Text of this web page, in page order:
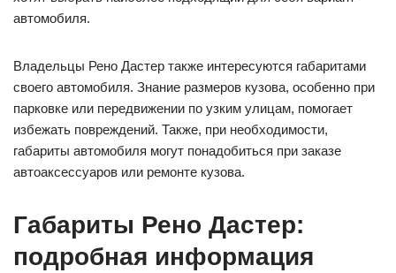
автомобиля.
Владельцы Рено Дастер также интересуются габаритами
своего автомобиля. Знание размеров кузова, особенно при
парковке или передвижении по узким улицам, помогает
избежать повреждений. Также, при необходимости,
габариты автомобиля могут понадобиться при заказе
автоаксессуаров или ремонте кузова.
Габариты Рено Дастер:
подробная информация